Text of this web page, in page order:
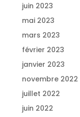
juin 2023
mai 2023
mars 2023
février 2023
janvier 2023
novembre 2022
juillet 2022
juin 2022